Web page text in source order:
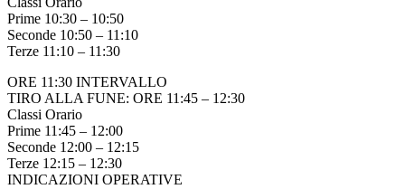
Prime 10:30 – 10:50
Seconde 10:50 – 11:10
Terze 11:10 – 11:30
ORE 11:30 INTERVALLO
TIRO ALLA FUNE: ORE 11:45 – 12:30
Classi Orario
Prime 11:45 – 12:00
Seconde 12:00 – 12:15
Terze 12:15 – 12:30
INDICAZIONI OPERATIVE